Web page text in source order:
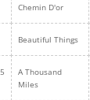
Chemin D'or
Beautiful Things
A Thousand
Miles